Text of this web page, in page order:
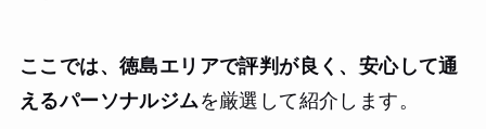
ここでは、徳島エリアで評判が良く、安心して通
えるパーソナルジム を厳選して紹介します。